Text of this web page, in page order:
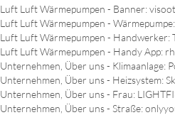
Luft Luft Wärme­pumpen - Banner: visoot
Luft Luft Wärme­pumpen -
Luft Luft Wärme­pumpen - Handwerker:
Luft Luft Wärme­pumpen - Handy App:
Unternehmen, Über uns - Klimaanlage:
Unternehmen, Über uns - Heizsystem:
Unternehmen, Über uns - Frau:
Unternehmen, Über uns - Straße: